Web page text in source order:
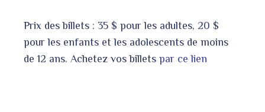
Prix des billets : 35 $ pour les adultes, 20 $
pour les enfants et les adolescents de moins
de 12 ans. Achetez vos billets par ce lien